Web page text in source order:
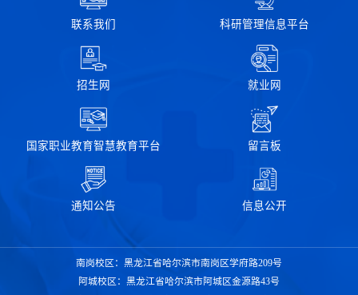
联系我们 科研管理信息平台
招生网 就业网
国家职业教育智慧教育平台 留言板
通知公告 信息公开
南岗校区：黑龙江省哈尔滨市南岗区学府路209号
阿城校区：黑龙江省哈尔滨市阿城区金源路43号